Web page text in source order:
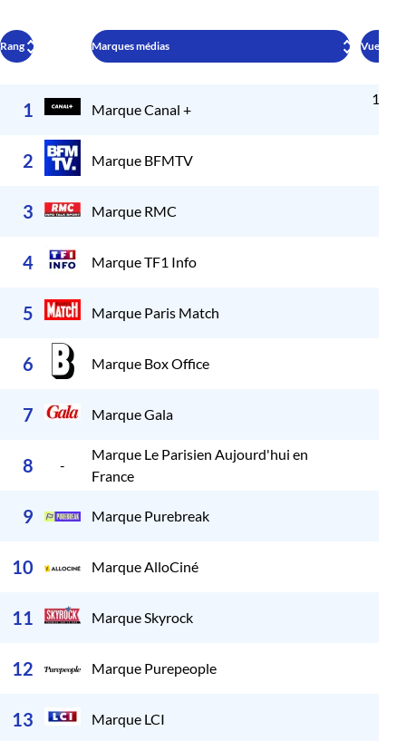
Rang Marques médias Vues
1 Marque Canal +
1
2 Marque BFMTV
3 Marque RMC
4 Marque TF1 Info
5 Marque Paris Match
6 Marque Box Office
7 Marque Gala
8 -
Marque Le Parisien Aujourd'hui en
France
9 Marque Purebreak
10 Marque AlloCiné
11 Marque Skyrock
12 Marque Purepeople
13 Marque LCI